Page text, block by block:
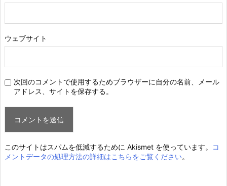
ウェブサイト
次回のコメントで使用するためブラウザーに自分の名前、メール
アドレス、サイトを保存する。
このサイトはスパムを低減するために Akismet を使っています。
コ
メントデータの処理方法の詳細はこちらをご覧ください。